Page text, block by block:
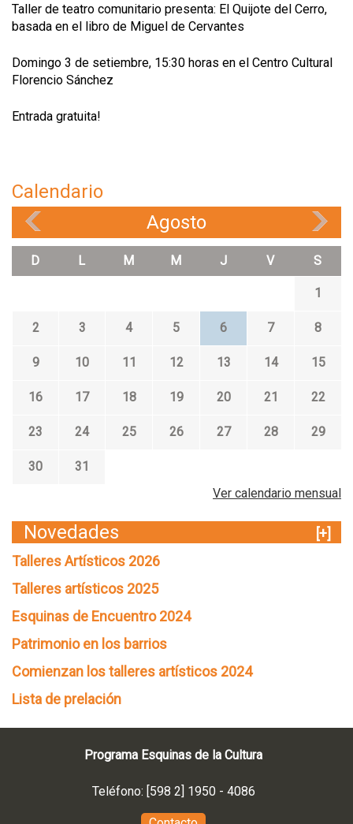
Taller de teatro comunitario presenta: El Quijote del Cerro,
basada en el libro de Miguel de Cervantes
Domingo 3 de setiembre, 15:30 horas en el Centro Cultural
Florencio Sánchez
Entrada gratuita!
Calendario
Agosto
D L M M J V S
1
2 3 4 5 6 7 8
9 10 11 12 13 14 15
16 17 18 19 20 21 22
23 24 25 26 27 28 29
30
31
Ver calendario mensual
Novedades
[+]
Talleres Artísticos 2026
Talleres artísticos 2025
Esquinas de Encuentro 2024
Patrimonio en los barrios
Comienzan los talleres artísticos 2024
Lista de prelación
Programa Esquinas de la Cultura
Teléfono: [598 2] 1950 - 4086